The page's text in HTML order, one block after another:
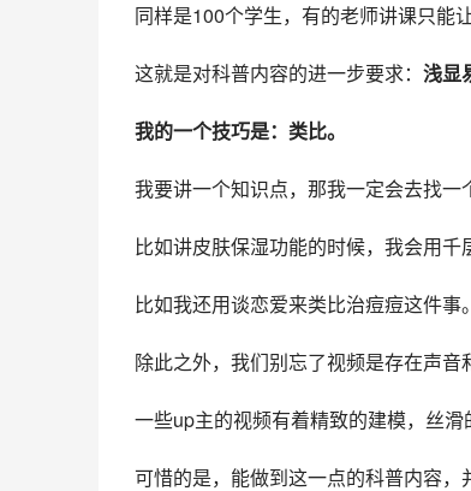
同样是100个学生，有的老师讲课只能
这就是对科普内容的进一步要求： 浅显
我的一个技巧是：类比。
我要讲一个知识点，那我一定会去找一
比如讲皮肤保湿功能的时候，我会用千
比如我还用谈恋爱来类比治痘痘这件事。
除此之外，我们别忘了视频是存在声音
一些up主的视频有着精致的建模，丝滑
可惜的是，能做到这一点的科普内容，